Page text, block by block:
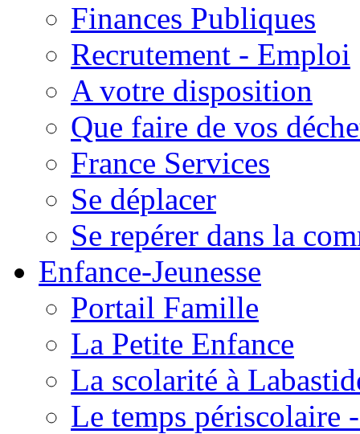
Finances Publiques
Recrutement - Emploi
A votre disposition
Que faire de vos
France Services
Se déplacer
Se repérer dans la
Enfance-Jeunesse
Portail Famille
La Petite Enfance
La scolarité à
Le temps périscolaire